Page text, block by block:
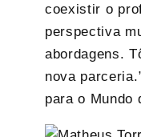
coexistir o
perspectiva
abordagens.
nova
para o Mundo